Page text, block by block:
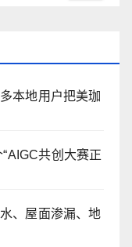
本地用户把美珈
共创大赛正
、屋面渗漏、地